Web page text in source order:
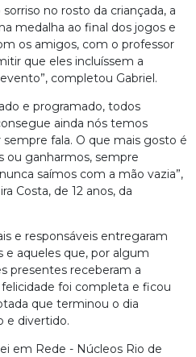
no rosto da criançada, a
medalha ao final dos jogos e
os amigos, com o professor
que eles incluíssem a
completou Gabriel.
e programado, todos
ainda nós temos
fala. O que mais gosto é
ou ganharmos, sempre
saímos com a mão vazia”,
Costa, de 12 anos, da
e responsáveis entregaram
e aqueles que, por algum
presentes receberam a
foi completa e ficou
que terminou o dia
e divertido.
em Rede - Núcleos Rio de